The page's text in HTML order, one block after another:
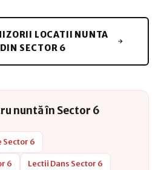
LOCATII NUNTA
SECTOR 6
nuntă în Sector 6
Sector 6
6 Lectii Dans Sector 6